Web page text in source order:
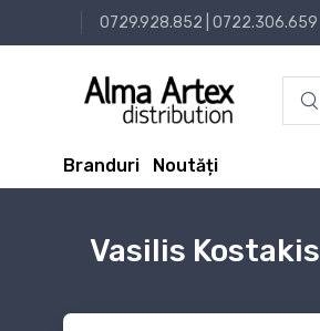
0729.928.852 0722.306.659
Branduri Noutăți
Vasilis Kostakis